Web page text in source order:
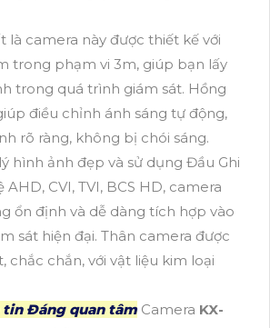
là camera này được thiết kế với
trong phạm vi 3m, giúp bạn lấy
trong quá trình giám sát. Hồng
điều chỉnh ánh sáng tự động,
rõ ràng, không bị chói sáng.
hình ảnh đẹp và sử dụng Đầu Ghi
CVI, TVI, BCS HD, camera
ổn định và dễ dàng tích hợp vào
sát hiện đại. Thân camera được
chắc chắn, với vật liệu kim loại
tin Đáng quan tâm Camera KX-